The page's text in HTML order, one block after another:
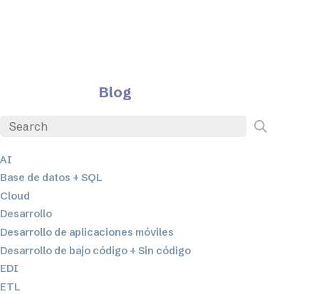
Blog
AI
Base de datos + SQL
Cloud
Desarrollo
Desarrollo de aplicaciones móviles
Desarrollo de bajo código + Sin código
EDI
ETL